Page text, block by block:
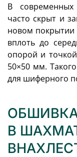
В современных
часто скрыт и
новом покрытии
вплоть до
опорой и
50×50 мм.
для шиферного
В